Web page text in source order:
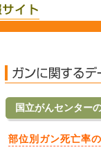
国立がんセンター
部位別ガン死亡率